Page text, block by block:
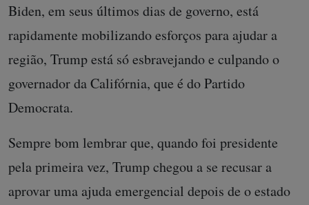
Biden, em seus últimos dias de governo, está
rapidamente mobilizando esforços para ajudar a
região, Trump está só esbravejando e culpando o
governador da Califórnia, que é do Partido
Democrata.
Sempre bom lembrar que, quando foi presidente
pela primeira vez, Trump chegou a se recusar a
aprovar uma ajuda emergencial depois de o estado